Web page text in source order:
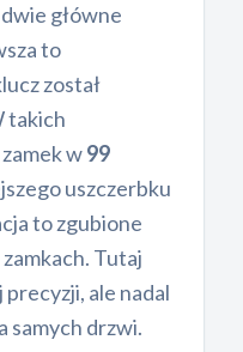
główne
to
został
takich
w99
uszczerbku
to zgubione
Tutaj
ale nadal
samych drzwi.